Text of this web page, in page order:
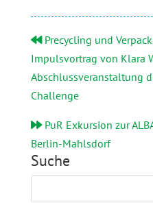
Precycling und
Impulsvortrag von Klara
Abschlussveranstaltung
Challenge
PuR Exkursion zur
Berlin-Mahlsdorf
Suche